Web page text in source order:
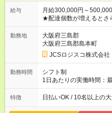
給与
月給300,000円～
★配達個数が増えるとさ
ど！ ・主要都市エリア 月収55万円／週5日稼働 月収65万~112
万円／週6日稼働 ・地方郊外エリア 月収40万円／週5日稼働 月
収40万円~50万円／週6日稼働 ＜モデルイメージ＞ ■
円 (27歳男性/江東区在
(日休み) ■月収80万円(43歳男性/墨田区在住)※元営業 1日200個
勤務地
大阪府三島郡
大阪府三島郡島本町
JCSロジスコ株式会社
勤務時間
シフト制
1日あたりの実働時間：
働8時間） ※週5日勤務
よって時間外での勤務
特徴 日払いOK / 10名以上の